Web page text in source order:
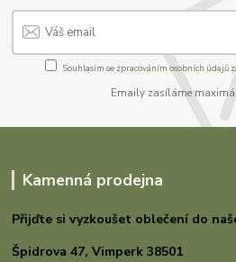
Souhlasím se zpracováním osobních údajů
Emaily zasíláme
Kamenná prodejna
Přijďte si vyzkoušet oblečení do
Špidrova 47,Vimperk 38501